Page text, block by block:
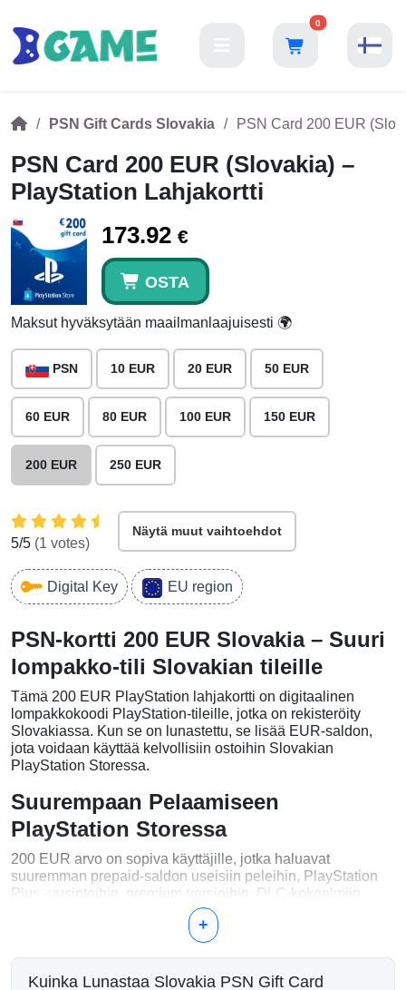
0
PSN Gift Cards Slovakia PSN Card 200 EUR
PSN Card 200 EUR (Slovakia) –
PlayStation Lahjakortti
173.92 €
OSTA
Maksut hyväksytään maailmanlaajuisesti 🌍
PSN 10 EUR 20 EUR 50 EUR
60 EUR 80 EUR 100 EUR 150 EUR
200 EUR 250 EUR
5/5 (1 votes)
Näytä muut vaihtoehdot
Digital Key EU region
PSN-kortti 200 EUR Slovakia – Suuri
lompakko-tili Slovakian tileille
Tämä 200 EUR PlayStation lahjakortti on digitaalinen
lompakkokoodi PlayStation-tileille, jotka on rekisteröity
Slovakiassa. Kun se on lunastettu, se lisää EUR-saldon,
jota voidaan käyttää kelvollisiin ostoihin Slovakian
PlayStation Storessa.
Suurempaan Pelaamiseen
PlayStation Storessa
200 EUR arvo on sopiva käyttäjille, jotka haluavat
suuremman prepaid-saldon useisiin peleihin, PlayStation
Plus -uusintoihin, premium-versioihin, DLC-kokoelmiin,
kausikortteihin ja suunniteltuihin digitaalisiin ostoihin.
Mitä Voit Ostaa 200 EUR:lla?
Useita PlayStation 4 ja PlayStation 5 digitaalisia pelejä
+
Kuinka Lunastaa Slovakia PSN Gift Card